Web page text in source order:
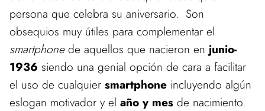
persona que celebra su aniversario. Son
obsequios muy útiles para complementar el
smartphonede aquellos que nacieron en junio-
1936 siendo una genial opción de cara a facilitar
el uso de cualquier smartphone incluyendo algún
eslogan motivador y el año y mes de nacimiento.